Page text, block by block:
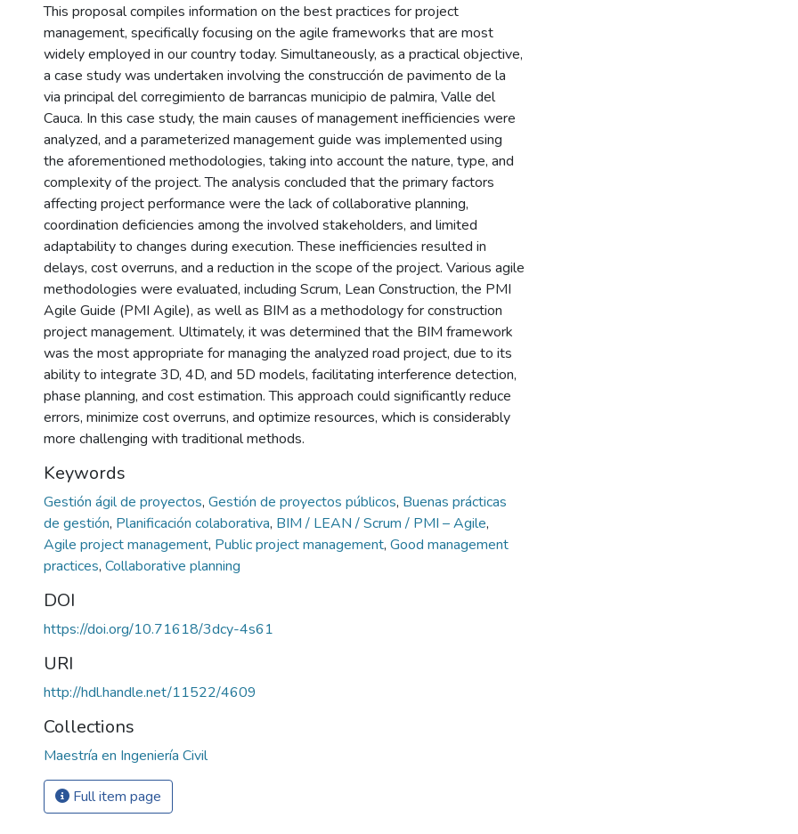
This proposal compiles information on the best practices for project
management, specifically focusing on the agile frameworks that are most
widely employed in our country today. Simultaneously, as a practical objective,
a case study was undertaken involving the construcción de pavimento de la
via principal del corregimiento de barrancas municipio de palmira, Valle del
Cauca. In this case study, the main causes of management inefficiencies were
analyzed, and a parameterized management guide was implemented using
the aforementioned methodologies, taking into account the nature, type, and
complexity of the project. The analysis concluded that the primary factors
affecting project performance were the lack of collaborative planning,
coordination deficiencies among the involved stakeholders, and limited
adaptability to changes during execution. These inefficiencies resulted in
delays, cost overruns, and a reduction in the scope of the project. Various agile
methodologies were evaluated, including Scrum, Lean Construction, the PMI
Agile Guide (PMI Agile), as well as BIM as a methodology for construction
project management. Ultimately, it was determined that the BIM framework
was the most appropriate for managing the analyzed road project, due to its
ability to integrate 3D, 4D, and 5D models, facilitating interference detection,
phase planning, and cost estimation. This approach could significantly reduce
errors, minimize cost overruns, and optimize resources, which is considerably
more challenging with traditional methods.
Keywords
Gestión ágil de proyectos, Gestión de proyectos públicos, Buenas prácticas
de gestión, Planificación colaborativa, BIM / LEAN / Scrum / PMI – Agile,
Agile project management, Public project management, Good management
practices, Collaborative planning
DOI
https://doi.org/10.71618/3dcy-4s61
URI
http://hdl.handle.net/11522/4609
Collections
Maestría en Ingeniería Civil
Full item page